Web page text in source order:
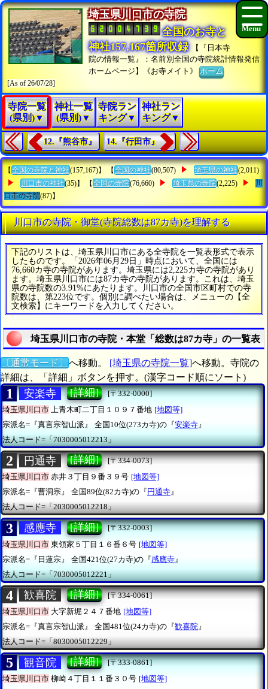
埼玉県川口市の寺院
全国のお寺と
神社157,167箇所収録
【『日本寺
院の情報一覧』：名前別全国の寺院統計情報発信
ホームページ】《お寺メイト》ホーム
[As of 26/07/28]
寺院一覧
(県別)▼
神社一覧
(県別)▼
寺院ラン
キング▼
神社ラン
キング▼
12.『熊谷市』 14.『行田市』
【 全国の寺院と神社(157,167)】 【 全国の神社(80,507) 埼玉県の神社(2,011)
川口市の神社(35)】 【 全国の寺院(76,660) 埼玉県の寺院(2,225)
川
口市の寺院(87)】
川口市の寺院・御堂(寺院総数は87カ寺)を理解する
下記のリストは、埼玉県川口市にある全寺院を一覧表形式で表示
したものです。「2026年06月29日」時点において、全国には
76,660カ寺の寺院があります。埼玉県には2,225カ寺の寺院があり
ます。埼玉県川口市には87カ寺の寺院があります。これは、埼玉
県の寺院数の3.91%にあたります。川口市の全国市区町村での寺
院数は、第223位です。個別に調べたい場合は、メニューの【全
文検索】にキーワードを入力してください。
埼玉県川口市の寺院・本堂「総数は87カ寺」の一覧表
〔通常モード〕 へ移動。 [埼玉県の寺院一覧]へ移動。寺院の
詳細は、「詳細」ボタンを押す。(漢字コード順にソート)
1 安楽寺 [詳細]
[〒332-0000]
埼玉県川口市 上青木町二丁目１０９７番地 [地図等]
宗派名=『真言宗智山派』
全国10位(273カ寺)の『安楽寺』
法人コード=「7030005012213」
2 円通寺 [詳細]
[〒334-0073]
埼玉県川口市 赤井３丁目９番３９号 [地図等]
宗派名=『曹洞宗』
全国89位(82カ寺)の『 円通寺』
法人コード=「2030005012218」
3 感應寺 [詳細]
[〒332-0003]
埼玉県川口市 東領家５丁目１６番６号 [地図等]
宗派名=『日蓮宗』
全国421位(27カ寺)の『感應寺 』
法人コード=「7030005012221」
4 歓喜院 [詳細]
[〒334-0061]
埼玉県川口市 大字新堀２４７番地 [地図等]
宗派名=『真言宗智山派』
全国481位(24カ寺)の『歓喜院 』
法人コード=「8030005012229」
5 観音院 [詳細]
[〒333-0861]
埼玉県川口市 柳崎４丁目１１番３０号 [地図等]